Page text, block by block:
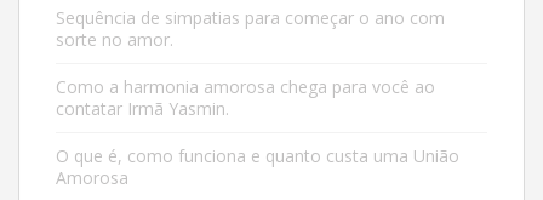
Sequência de simpatias para começar o ano com
sorte no amor.
Como a harmonia amorosa chega para você ao
contatar Irmã Yasmin.
O que é, como funciona e quanto custa uma União
Amorosa